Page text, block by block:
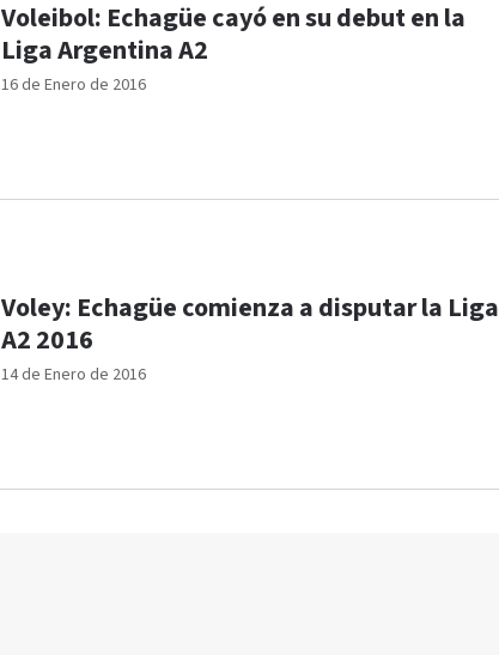
16 de Enero de 2016
Voleibol: Echagüe cayó en su debut en la
Liga Argentina A2
14 de Enero de 2016
Voley: Echagüe comienza a disputar la Liga
A2 2016